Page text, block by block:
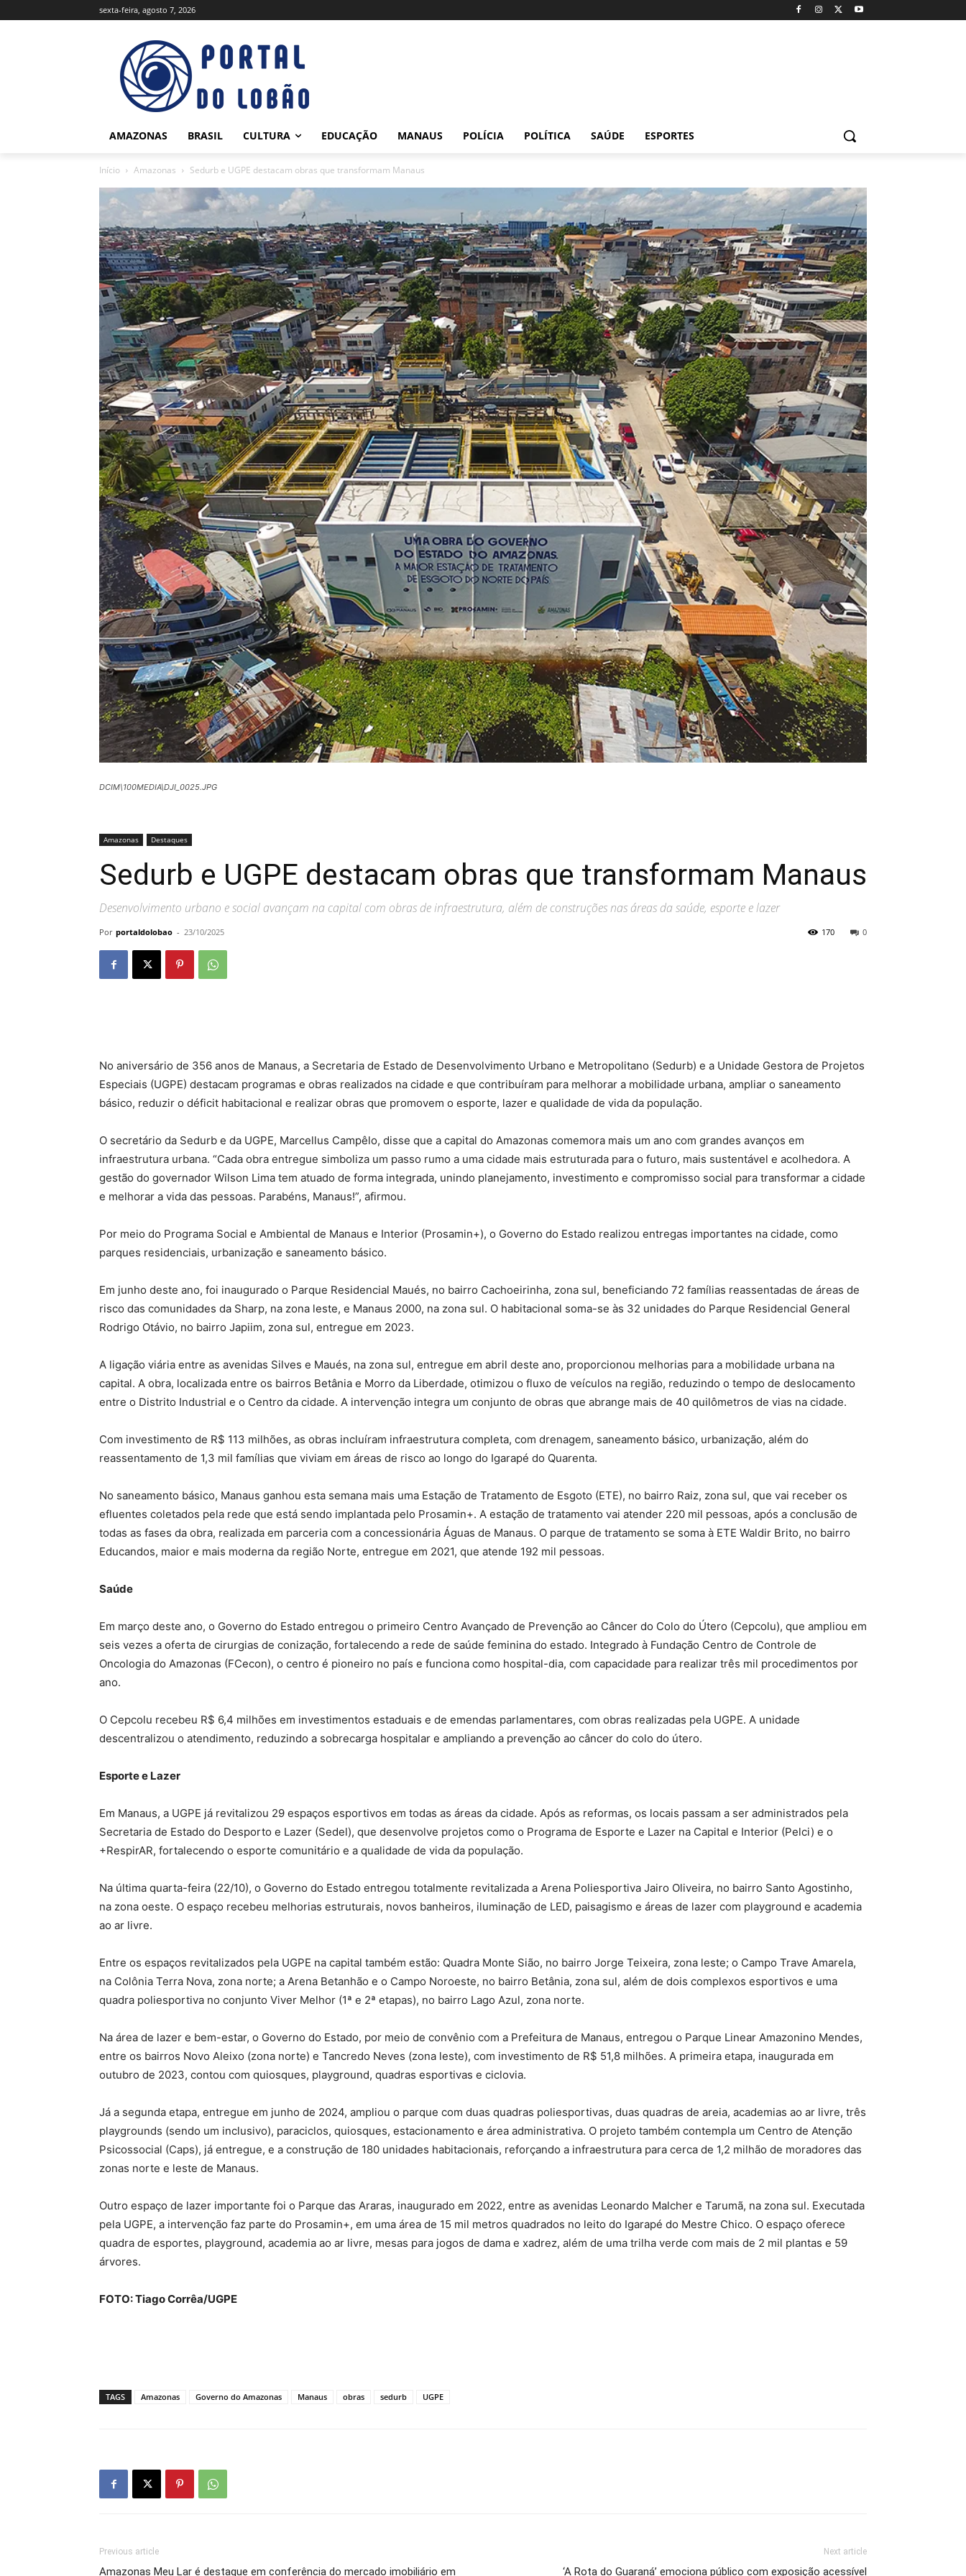
sexta-feira, agosto 7, 2026
AMAZONAS BRASIL CULTURA EDUCAÇÃO MANAUS POLÍCIA POLÍTICA SAÚDE ESPORTES
Início Amazonas Sedurb e UGPE destacam obras que transformam Manaus
DCIM\100MEDIA\DJI_0025.JPG
Amazonas Destaques
Sedurb e UGPE destacam obras que transformam Manaus
Desenvolvimento urbano e social avançam na capital com obras de infraestrutura, além de construções nas áreas da saúde, esporte e lazer
Por portaldolobao - 23/10/2025 0
170
No aniversário de 356 anos de Manaus, a Secretaria de Estado de Desenvolvimento Urbano e Metropolitano (Sedurb) e a Unidade Gestora de Projetos
Especiais (UGPE) destacam programas e obras realizados na cidade e que contribuíram para melhorar a mobilidade urbana, ampliar o saneamento
básico, reduzir o déficit habitacional e realizar obras que promovem o esporte, lazer e qualidade de vida da população.
O secretário da Sedurb e da UGPE, Marcellus Campêlo, disse que a capital do Amazonas comemora mais um ano com grandes avanços em
infraestrutura urbana. “Cada obra entregue simboliza um passo rumo a uma cidade mais estruturada para o futuro, mais sustentável e acolhedora. A
gestão do governador Wilson Lima tem atuado de forma integrada, unindo planejamento, investimento e compromisso social para transformar a cidade
e melhorar a vida das pessoas. Parabéns, Manaus!”, afirmou.
Por meio do Programa Social e Ambiental de Manaus e Interior (Prosamin+), o Governo do Estado realizou entregas importantes na cidade, como
parques residenciais, urbanização e saneamento básico.
Em junho deste ano, foi inaugurado o Parque Residencial Maués, no bairro Cachoeirinha, zona sul, beneficiando 72 famílias reassentadas de áreas de
risco das comunidades da Sharp, na zona leste, e Manaus 2000, na zona sul. O habitacional soma-se às 32 unidades do Parque Residencial General
Rodrigo Otávio, no bairro Japiim, zona sul, entregue em 2023.
A ligação viária entre as avenidas Silves e Maués, na zona sul, entregue em abril deste ano, proporcionou melhorias para a mobilidade urbana na
capital. A obra, localizada entre os bairros Betânia e Morro da Liberdade, otimizou o fluxo de veículos na região, reduzindo o tempo de deslocamento
entre o Distrito Industrial e o Centro da cidade. A intervenção integra um conjunto de obras que abrange mais de 40 quilômetros de vias na cidade.
Com investimento de R$ 113 milhões, as obras incluíram infraestrutura completa, com drenagem, saneamento básico, urbanização, além do
reassentamento de 1,3 mil famílias que viviam em áreas de risco ao longo do Igarapé do Quarenta.
No saneamento básico, Manaus ganhou esta semana mais uma Estação de Tratamento de Esgoto (ETE), no bairro Raiz, zona sul, que vai receber os
efluentes coletados pela rede que está sendo implantada pelo Prosamin+. A estação de tratamento vai atender 220 mil pessoas, após a conclusão de
todas as fases da obra, realizada em parceria com a concessionária Águas de Manaus. O parque de tratamento se soma à ETE Waldir Brito, no bairro
Educandos, maior e mais moderna da região Norte, entregue em 2021, que atende 192 mil pessoas.
Saúde
Em março deste ano, o Governo do Estado entregou o primeiro Centro Avançado de Prevenção ao Câncer do Colo do Útero (Cepcolu), que ampliou em
seis vezes a oferta de cirurgias de conização, fortalecendo a rede de saúde feminina do estado. Integrado à Fundação Centro de Controle de
Oncologia do Amazonas (FCecon), o centro é pioneiro no país e funciona como hospital-dia, com capacidade para realizar três mil procedimentos por
ano.
O Cepcolu recebeu R$ 6,4 milhões em investimentos estaduais e de emendas parlamentares, com obras realizadas pela UGPE. A unidade
descentralizou o atendimento, reduzindo a sobrecarga hospitalar e ampliando a prevenção ao câncer do colo do útero.
Esporte e Lazer
Em Manaus, a UGPE já revitalizou 29 espaços esportivos em todas as áreas da cidade. Após as reformas, os locais passam a ser administrados pela
Secretaria de Estado do Desporto e Lazer (Sedel), que desenvolve projetos como o Programa de Esporte e Lazer na Capital e Interior (Pelci) e o
+RespirAR, fortalecendo o esporte comunitário e a qualidade de vida da população.
Na última quarta-feira (22/10), o Governo do Estado entregou totalmente revitalizada a Arena Poliesportiva Jairo Oliveira, no bairro Santo Agostinho,
na zona oeste. O espaço recebeu melhorias estruturais, novos banheiros, iluminação de LED, paisagismo e áreas de lazer com playground e academia
ao ar livre.
Entre os espaços revitalizados pela UGPE na capital também estão: Quadra Monte Sião, no bairro Jorge Teixeira, zona leste; o Campo Trave Amarela,
na Colônia Terra Nova, zona norte; a Arena Betanhão e o Campo Noroeste, no bairro Betânia, zona sul, além de dois complexos esportivos e uma
quadra poliesportiva no conjunto Viver Melhor (1ª e 2ª etapas), no bairro Lago Azul, zona norte.
Na área de lazer e bem-estar, o Governo do Estado, por meio de convênio com a Prefeitura de Manaus, entregou o Parque Linear Amazonino Mendes,
entre os bairros Novo Aleixo (zona norte) e Tancredo Neves (zona leste), com investimento de R$ 51,8 milhões. A primeira etapa, inaugurada em
outubro de 2023, contou com quiosques, playground, quadras esportivas e ciclovia.
Já a segunda etapa, entregue em junho de 2024, ampliou o parque com duas quadras poliesportivas, duas quadras de areia, academias ao ar livre, três
playgrounds (sendo um inclusivo), paraciclos, quiosques, estacionamento e área administrativa. O projeto também contempla um Centro de Atenção
Psicossocial (Caps), já entregue, e a construção de 180 unidades habitacionais, reforçando a infraestrutura para cerca de 1,2 milhão de moradores das
zonas norte e leste de Manaus.
Outro espaço de lazer importante foi o Parque das Araras, inaugurado em 2022, entre as avenidas Leonardo Malcher e Tarumã, na zona sul. Executada
pela UGPE, a intervenção faz parte do Prosamin+, em uma área de 15 mil metros quadrados no leito do Igarapé do Mestre Chico. O espaço oferece
quadra de esportes, playground, academia ao ar livre, mesas para jogos de dama e xadrez, além de uma trilha verde com mais de 2 mil plantas e 59
árvores.
FOTO: Tiago Corrêa/UGPE
TAGS Amazonas Governo do Amazonas Manaus obras sedurb UGPE
Previous article
Amazonas Meu Lar é destaque em conferência do mercado imobiliário em
Next article
‘A Rota do Guaraná’ emociona público com exposição acessível